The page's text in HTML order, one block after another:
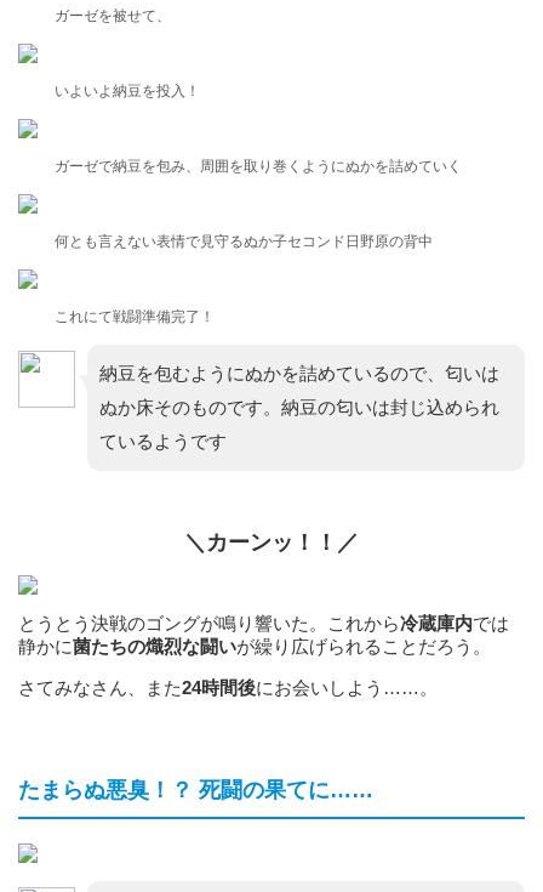
ガーゼを被せて、
いよいよ納豆を投入！
ガーゼで納豆を包み、周囲を取り巻くようにぬかを詰めていく
何とも言えない表情で見守るぬか子セコンド日野原の背中
これにて戦闘準備完了！
納豆を包むようにぬかを詰めているので、匂いは
ぬか床そのものです。納豆の匂いは封じ込められ
ているようです
＼カーンッ！！／
とうとう決戦のゴングが鳴り響いた。これから冷蔵庫内では
静かに菌たちの熾烈な闘いが繰り広げられることだろう。
さてみなさん、また24時間後にお会いしよう……。
たまらぬ悪臭！？ 死闘の果てに……